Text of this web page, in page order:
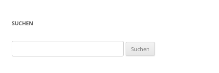
SUCHEN
nach: